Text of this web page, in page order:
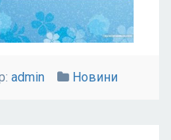
admin Новини